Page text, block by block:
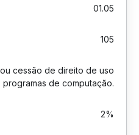
01.05
105
cessão de direito de uso
programas de computação.
2%